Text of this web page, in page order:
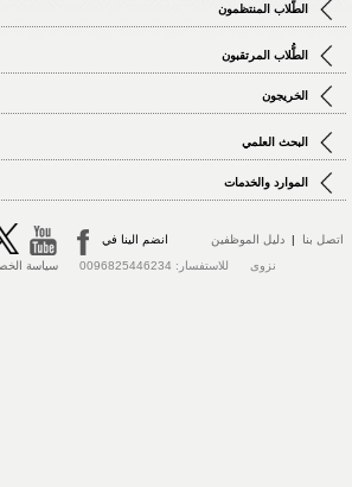
الطّلاب المنتظمون
الطُّلاب المرتقبون
الخريجون
البحث العلمي
الموارد والخدمات
اتصل بنا | دليل الموظفين انضم الينا في
نزوى للاستفسار: 0096825446234
سياسة